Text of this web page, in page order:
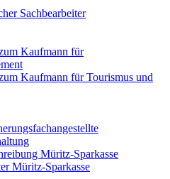
Sachbearbeiter
Kaufmann für
Kaufmann für Tourismus und
Müritz-Sparkasse
Müritz-Sparkasse